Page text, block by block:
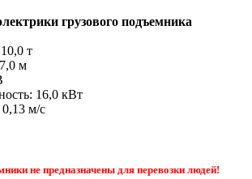
грузового подъемника
т
м
16,0 кВт
0,13 м/с
не предназначены для перевозки людей!